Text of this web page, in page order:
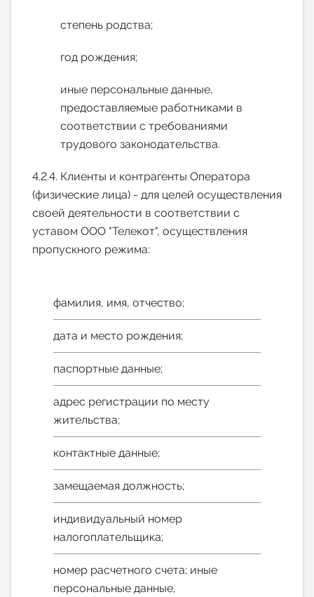
степень родства;
год рождения;
иные персональные данные,
предоставляемые работниками в
соответствии с требованиями
трудового законодательства.
4.2.4. Клиенты и контрагенты Оператора
(физические лица) - для целей осуществления
своей деятельности в соответствии с
уставом ООО "Телекот", осуществления
пропускного режима:
фамилия, имя, отчество;
дата и место рождения;
паспортные данные;
адрес регистрации по месту
жительства;
контактные данные;
замещаемая должность;
индивидуальный номер
налогоплательщика;
номер расчетного счета; иные
персональные данные,